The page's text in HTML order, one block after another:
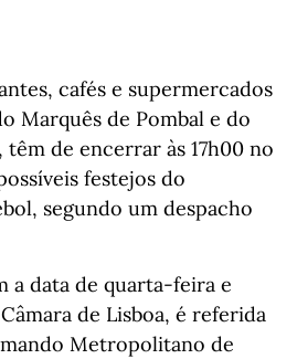
cafés e supermercados
Marquês de Pombal e do
de encerrar às 17h00 no
festejos do
segundo um despacho
a data de quarta-feira e
de Lisboa, é referida
Metropolitano de